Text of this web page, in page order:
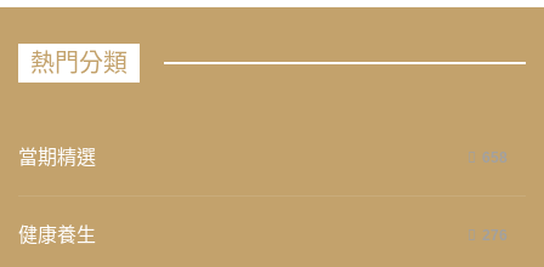
熱門分類
當期精選 658
健康養生 276